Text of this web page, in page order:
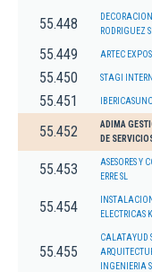
55.448
RODRIGUEZ
55.449 ARTEC
55.450 STAGI
55.451
55.452
ADIMA
DE
55.453
ASESORES Y
ERRE SL
55.454
ELECTRICAS
55.455
CALATAYUD
INGENIERIA